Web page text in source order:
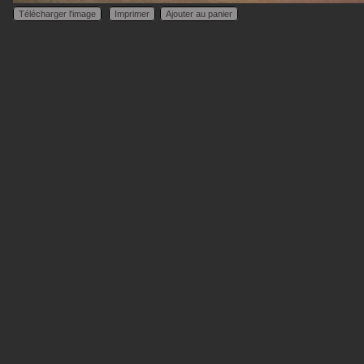
Télécharger l'image Imprimer Ajouter au panier